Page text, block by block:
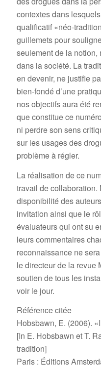
contextes dans
qualificatif «néo-
guillemets pour
seulement de la notion,
dans la société. La
en devenir, ne justifie
bien-fondé d’une
nos objectifs aura été
que constitue ce
ni perdre son sens
sur les usages des
problème à régler.
La réalisation de ce
travail de
disponibilité des
invitation ainsi que le
évaluateurs qui ont su
leurs commentaires
reconnaissance ne
le directeur de la revue
soutien de tous les
voir le jour.
Référence citée
Hobsbawn, E. (2006).
[In E. Hobsbawn et T.
tradition]
Paris : Éditions